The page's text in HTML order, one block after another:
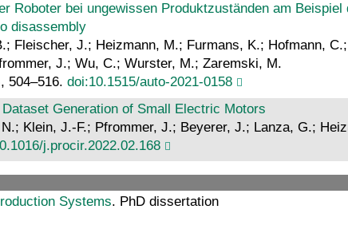
Roboter bei ungewissen Produktzuständen am
disassembly
Fleischer, J.; Heizmann, M.; Furmans, K.; Hofmann,
J.; Wu, C.; Wurster, M.; Zaremski, M.
504–516. doi:10.1515/auto-2021-0158
Generation of Small Electric Motors
Klein, J.-F.; Pfrommer, J.; Beyerer, J.; Lanza, G.;
j.procir.2022.02.168
Systems. PhD dissertation